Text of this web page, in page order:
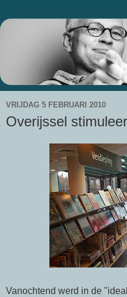
VRIJDAG 5 FEBRUARI 2010
Overijssel
Vanochtend werd in de